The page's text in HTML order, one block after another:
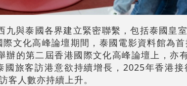
九與泰國各界建立緊密聯繫，包括泰國皇
際文化高峰論壇期間，泰國電影資料館為
辦的第二屆香港國際文化高峰論壇上，亦
國旅客訪港意欲持續增長，2025年香港
客人數亦持續上升。